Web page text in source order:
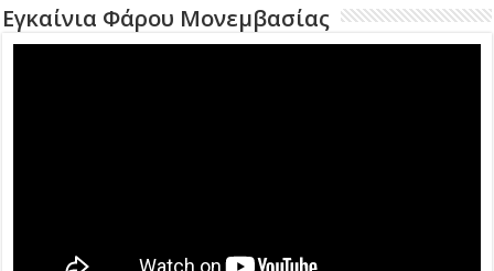
Εγκαίνια Φάρου Μονεμβασίας